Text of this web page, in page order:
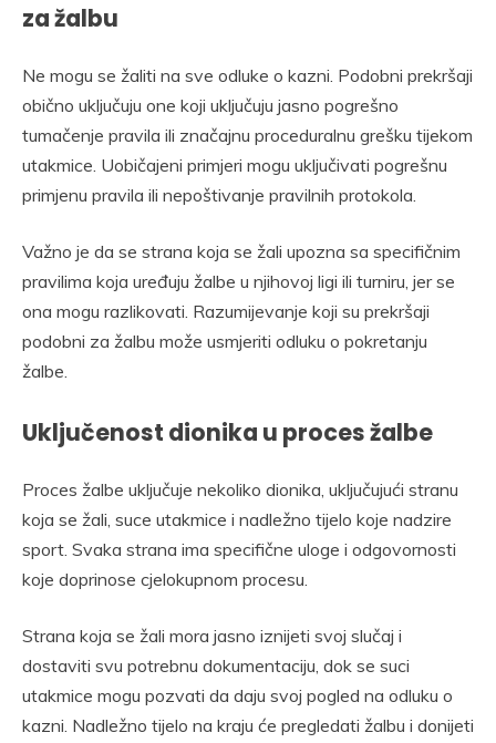
za žalbu
Ne mogu se žaliti na sve odluke o kazni. Podobni prekršaji
obično uključuju one koji uključuju jasno pogrešno
tumačenje pravila ili značajnu proceduralnu grešku tijekom
utakmice. Uobičajeni primjeri mogu uključivati pogrešnu
primjenu pravila ili nepoštivanje pravilnih protokola.
Važno je da se strana koja se žali upozna sa specifičnim
pravilima koja uređuju žalbe u njihovoj ligi ili turniru, jer se
ona mogu razlikovati. Razumijevanje koji su prekršaji
podobni za žalbu može usmjeriti odluku o pokretanju
žalbe.
Uključenost dionika u proces žalbe
Proces žalbe uključuje nekoliko dionika, uključujući stranu
koja se žali, suce utakmice i nadležno tijelo koje nadzire
sport. Svaka strana ima specifične uloge i odgovornosti
koje doprinose cjelokupnom procesu.
Strana koja se žali mora jasno iznijeti svoj slučaj i
dostaviti svu potrebnu dokumentaciju, dok se suci
utakmice mogu pozvati da daju svoj pogled na odluku o
kazni. Nadležno tijelo na kraju će pregledati žalbu i donijeti